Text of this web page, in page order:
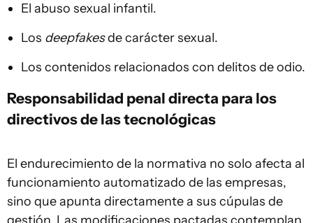
El abuso sexual infantil.
Los deepfakesde carácter sexual.
Los contenidos relacionados con delitos de odio.
Responsabilidad penal directa para los
directivos de las tecnológicas
El endurecimiento de la normativa no solo afecta al
funcionamiento automatizado de las empresas,
sino que apunta directamente a sus cúpulas de